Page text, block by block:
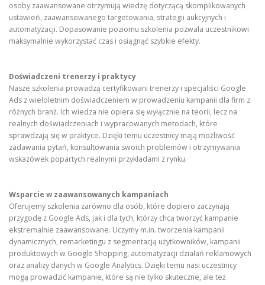
osoby zaawansowane otrzymują wiedzę dotyczącą skomplikowanych
ustawień, zaawansowanego targetowania, strategii aukcyjnych i
automatyzacji. Dopasowanie poziomu szkolenia pozwala uczestnikowi
maksymalnie wykorzystać czas i osiągnąć szybkie efekty.
Doświadczeni trenerzy i praktycy
Nasze szkolenia prowadzą certyfikowani trenerzy i specjaliści Google
Ads z wieloletnim doświadczeniem w prowadzeniu kampanii dla firm z
różnych branż. Ich wiedza nie opiera się wyłącznie na teorii, lecz na
realnych doświadczeniach i wypracowanych metodach, które
sprawdzają się w praktyce. Dzięki temu uczestnicy mają możliwość
zadawania pytań, konsultowania swoich problemów i otrzymywania
wskazówek popartych realnymi przykładami z rynku.
Wsparcie w zaawansowanych kampaniach
Oferujemy szkolenia zarówno dla osób, które dopiero zaczynają
przygodę z Google Ads, jak i dla tych, którzy chcą tworzyć kampanie
ekstremalnie zaawansowane. Uczymy m.in. tworzenia kampanii
dynamicznych, remarketingu z segmentacją użytkowników, kampanii
produktowych w Google Shopping, automatyzacji działań reklamowych
oraz analizy danych w Google Analytics. Dzięki temu nasi uczestnicy
mogą prowadzić kampanie, które są nie tylko skuteczne, ale też